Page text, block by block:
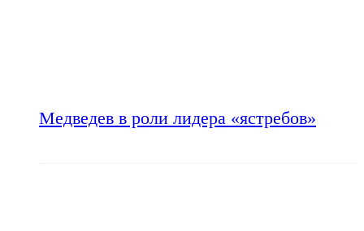
Медведев в роли лидера «ястребов»